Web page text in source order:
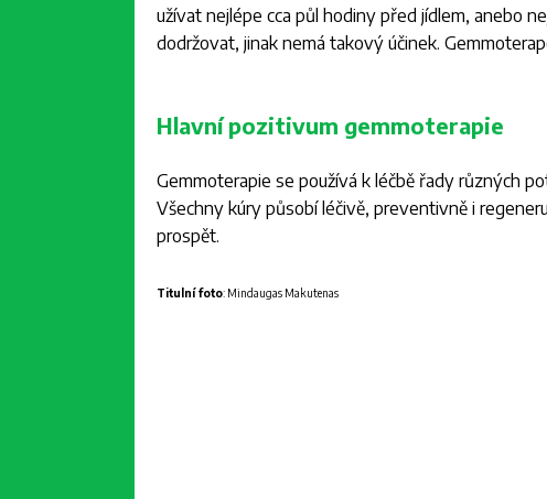
užívat nejlépe cca půl hodiny před jídlem, anebo
dodržovat, jinak nemá takový účinek.
Hlavní pozitivum gemmoterapie
Gemmoterapie se používá k léčbě řady různých
Všechny kúry působí léčivě, preventivně i
prospět.
Titulní foto: Mindaugas Makutenas